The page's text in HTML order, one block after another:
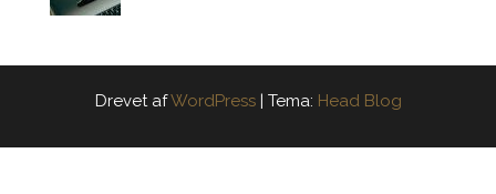
Drevet afWordPress | Tema: Head Blog